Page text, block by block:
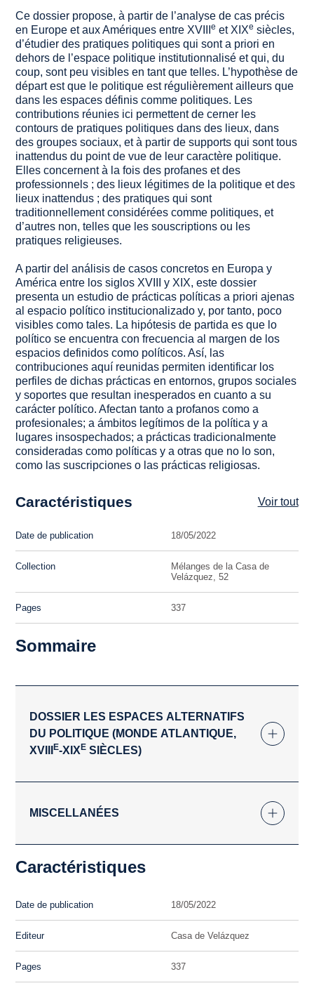
Ce dossier propose, à partir de l’analyse de cas précis
en Europe et aux Amériques entre XVIIIe et XIXe siècles,
d’étudier des pratiques politiques qui sont a priori en
dehors de l’espace politique institutionnalisé et qui, du
coup, sont peu visibles en tant que telles. L’hypothèse de
départ est que le politique est régulièrement ailleurs que
dans les espaces définis comme politiques. Les
contributions réunies ici permettent de cerner les
contours de pratiques politiques dans des lieux, dans
des groupes sociaux, et à partir de supports qui sont tous
inattendus du point de vue de leur caractère politique.
Elles concernent à la fois des profanes et des
professionnels ; des lieux légitimes de la politique et des
lieux inattendus ; des pratiques qui sont
traditionnellement considérées comme politiques, et
d’autres non, telles que les souscriptions ou les
pratiques religieuses.
A partir del análisis de casos concretos en Europa y
América entre los siglos XVIII y XIX, este dossier
presenta un estudio de prácticas políticas a priori ajenas
al espacio político institucionalizado y, por tanto, poco
visibles como tales. La hipótesis de partida es que lo
político se encuentra con frecuencia al margen de los
espacios definidos como políticos. Así, las
contribuciones aquí reunidas permiten identificar los
perfiles de dichas prácticas en entornos, grupos sociales
y soportes que resultan inesperados en cuanto a su
carácter político. Afectan tanto a profanos como a
profesionales; a ámbitos legítimos de la política y a
lugares insospechados; a prácticas tradicionalmente
consideradas como políticas y a otras que no lo son,
como las suscripciones o las prácticas religiosas.
Caractéristiques Voir tout
Date de publication 18/05/2022
Collection
Mélanges de la Casa de
Velázquez, 52
Pages 337
Sommaire
DOSSIER LES ESPACES ALTERNATIFS
DU POLITIQUE (MONDE ATLANTIQUE,
XVIIIE-XIXE SIÈCLES)
MISCELLANÉES
Caractéristiques
Date de publication 18/05/2022
Editeur Casa de Velázquez
Pages 337